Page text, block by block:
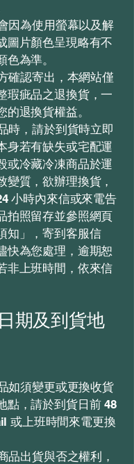
因為使用螢幕以及解
圖片顏色呈現略有不
色為準。
確認寄出，本網站僅
瑕疵品之退換貨，一
退換貨權益。
時，請於到貨時立即
身若有缺失或宅配運
或冷藏冷凍商品於運
變質，欲辦理換貨，
小時內來信或來電告
拍照留存並參照網頁
知」，寄到客服信
快為您處理，逾期恕
非上班時間，依來信
期及到貨地
如須變更或更換收貨
點，請於到貨日前 48
或上班時間來電更換
品出貨與否之權利，